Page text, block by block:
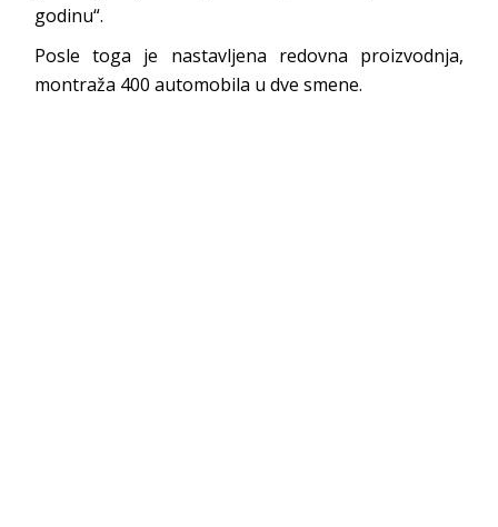
godinu“.
Posle toga je nastavljena redovna proizvodnja,
montraža 400 automobila u dve smene.